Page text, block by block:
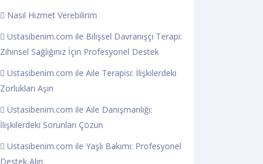
Nasıl Hizmet Verebilirim
Ustasibenim.com ile Bilişsel Davranışçı Terapi:
Zihinsel Sağlığınız İçin Profesyonel Destek
Ustasibenim.com ile Aile Terapisi: İlişkilerdeki
Zorlukları Aşın
Ustasibenim.com ile Aile Danışmanlığı:
İlişkilerdeki Sorunları Çözün
Ustasibenim.com ile Yaşlı Bakımı: Profesyonel
Destek Alın